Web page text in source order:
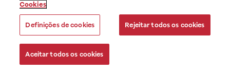
Cookies
Definições de cookies Rejeitar todos os cookies
Aceitar todos os cookies